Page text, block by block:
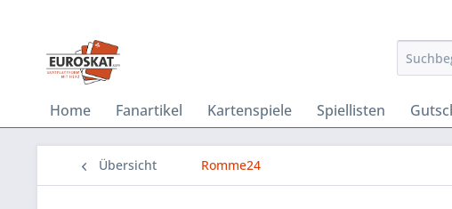
Home Fanartikel Kartenspiele Spiellisten
Übersicht Romme24